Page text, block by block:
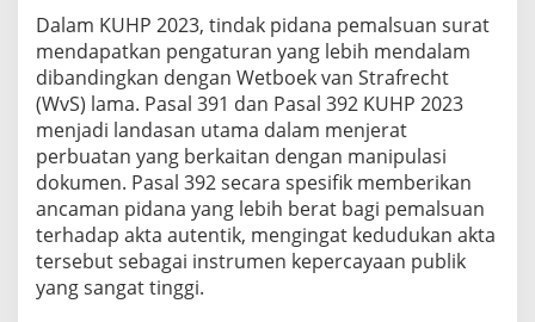
i
s
,
P
P
T
,
s
e
r
t
a
Dalam KUHP 2023, tindak pidana pemalsuan surat
mendapatkan pengaturan yang lebih mendalam
dibandingkan dengan Wetboek van Strafrecht
(WvS) lama. Pasal 391 dan Pasal 392 KUHP 2023
menjadi landasan utama dalam menjerat
perbuatan yang berkaitan dengan manipulasi
dokumen. Pasal 392 secara spesifik memberikan
ancaman pidana yang lebih berat bagi pemalsuan
terhadap akta autentik, mengingat kedudukan akta
tersebut sebagai instrumen kepercayaan publik
yang sangat tinggi.